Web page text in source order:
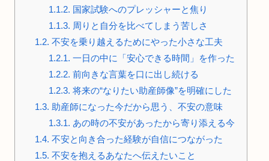
1.1.2. 国家試験へのプレッシャーと焦り
1.1.3. 周りと自分を比べてしまう苦しさ
1.2. 不安を乗り越えるためにやった小さな工夫
1.2.1. 一日の中に「安心できる時間」を作った
1.2.2. 前向きな言葉を口に出し続ける
1.2.3. 将来の“なりたい助産師像”を明確にした
1.3. 助産師になった今だから思う、不安の意味
1.3.1. あの時の不安があったから寄り添える今
1.4. 不安と向き合った経験が自信につながった
1.5. 不安を抱えるあなたへ伝えたいこと